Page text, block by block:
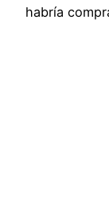
habría